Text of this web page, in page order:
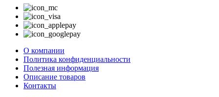
О компании
Политика конфиденциальности
Полезная информация
Описание товаров
Контакты